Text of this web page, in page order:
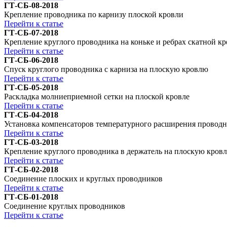
ГТ-СБ-08-2018
Крепление проводника по карнизу плоской кровли
Перейти к статье
ГТ-СБ-07-2018
Крепление круглого проводника на коньке и ребрах скатной
Перейти к статье
ГТ-СБ-06-2018
Спуск круглого проводника с карниза на плоскую кровлю
Перейти к статье
ГТ-СБ-05-2018
Раскладка молниеприемной сетки на плоской кровле
Перейти к статье
ГТ-СБ-04-2018
Установка компенсаторов температурного расширения
Перейти к статье
ГТ-СБ-03-2018
Крепление круглого проводника в держатель на плоскую
Перейти к статье
ГТ-СБ-02-2018
Соединение плоских и круглых проводников
Перейти к статье
ГТ-СБ-01-2018
Соединение круглых проводников
Перейти к статье